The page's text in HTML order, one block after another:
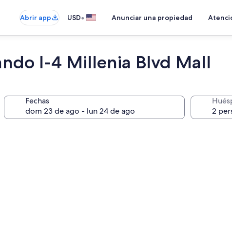
Abrir app USD• Anunciar una propiedad
I-4 Millenia Blvd Mall
Fechas